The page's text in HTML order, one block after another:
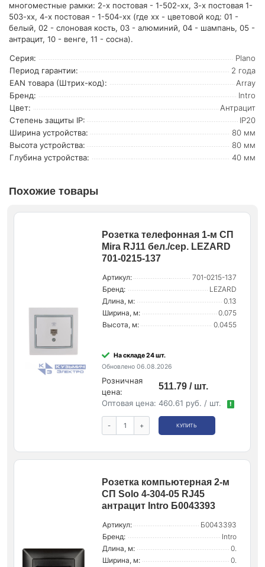
многоместные рамки: 2-х постовая - 1-502-хх, 3-х постовая 1-
503-хх, 4-х постовая - 1-504-хх (где хх - цветовой код: 01 -
белый, 02 - слоновая кость, 03 - алюминий, 04 - шампань, 05 -
антрацит, 10 - венге, 11 - сосна).
Серия:
Plano
Период гарантии:
2 года
EAN товара (Штрих-код):
Array
Бренд:
Intro
Цвет:
Антрацит
Степень защиты IP:
IP20
Ширина устройства:
80 мм
Высота устройства:
80 мм
Глубина устройства:
40 мм
Похожие товары
Розетка телефонная 1-м СП
Mira RJ11 бел./сер. LEZARD
701-0215-137
Артикул:
701-0215-137
Бренд:
LEZARD
Длина, м:
0.13
Ширина, м:
0.075
Высота, м:
0.0455
На складе 24 шт.
Обновлено 06.08.2026
Розничная
цена:
511.79 / шт.
Оптовая цена: 460.61 руб. / шт. !
- + КУПИТЬ
Розетка компьютерная 2-м
СП Solo 4-304-05 RJ45
антрацит Intro Б0043393
Артикул:
Б0043393
Бренд:
Intro
Длина, м:
0.
Ширина, м:
0.